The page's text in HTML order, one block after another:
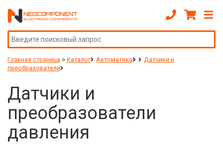
Главная страница > Каталог Автоматика
Датчики и
преобразователи
Датчики и
преобразователи
давления